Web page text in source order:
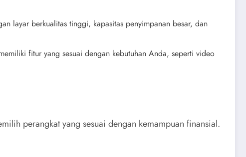
layar berkualitas tinggi, kapasitas penyimpanan besar, dan
fitur yang sesuai dengan kebutuhan Anda, seperti video
perangkat yang sesuai dengan kemampuan finansial.